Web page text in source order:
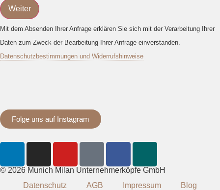
Weiter
Mit dem Absenden Ihrer Anfrage erklären Sie sich mit der Verarbeitung Ihrer
Daten zum Zweck der Bearbeitung Ihrer Anfrage einverstanden.
Datenschutzbestimmungen und Widerrufshinweise
Folge uns auf Instagram
© 2026 Munich Milan Unternehmerköpfe GmbH
Datenschutz
AGB Impressum Blog